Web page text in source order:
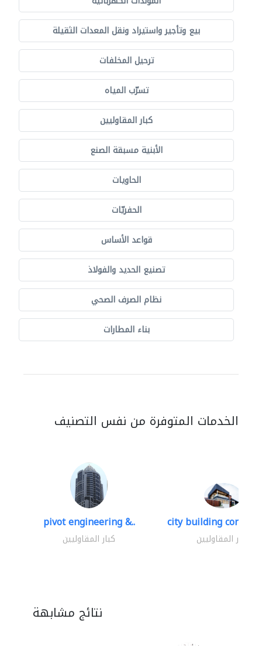
بيع وتأجير واستيراد ونقل المعدات الثقيلة
ترحيل المخلفات
تسرّب المياه
كبار المقاوليين
الأبنية مسبقة الصنع
الحاويات
الحفريّات
قواعد الأساس
تصنيع الحديد والفولاذ
نظام الصرف الصحي
بناء المطارات
الخدمات المتوفرة من نفس التصنيف
pivot engineering &..
كبار المقاوليين
city building
كبار المقاوليين
نتائج مشابهة